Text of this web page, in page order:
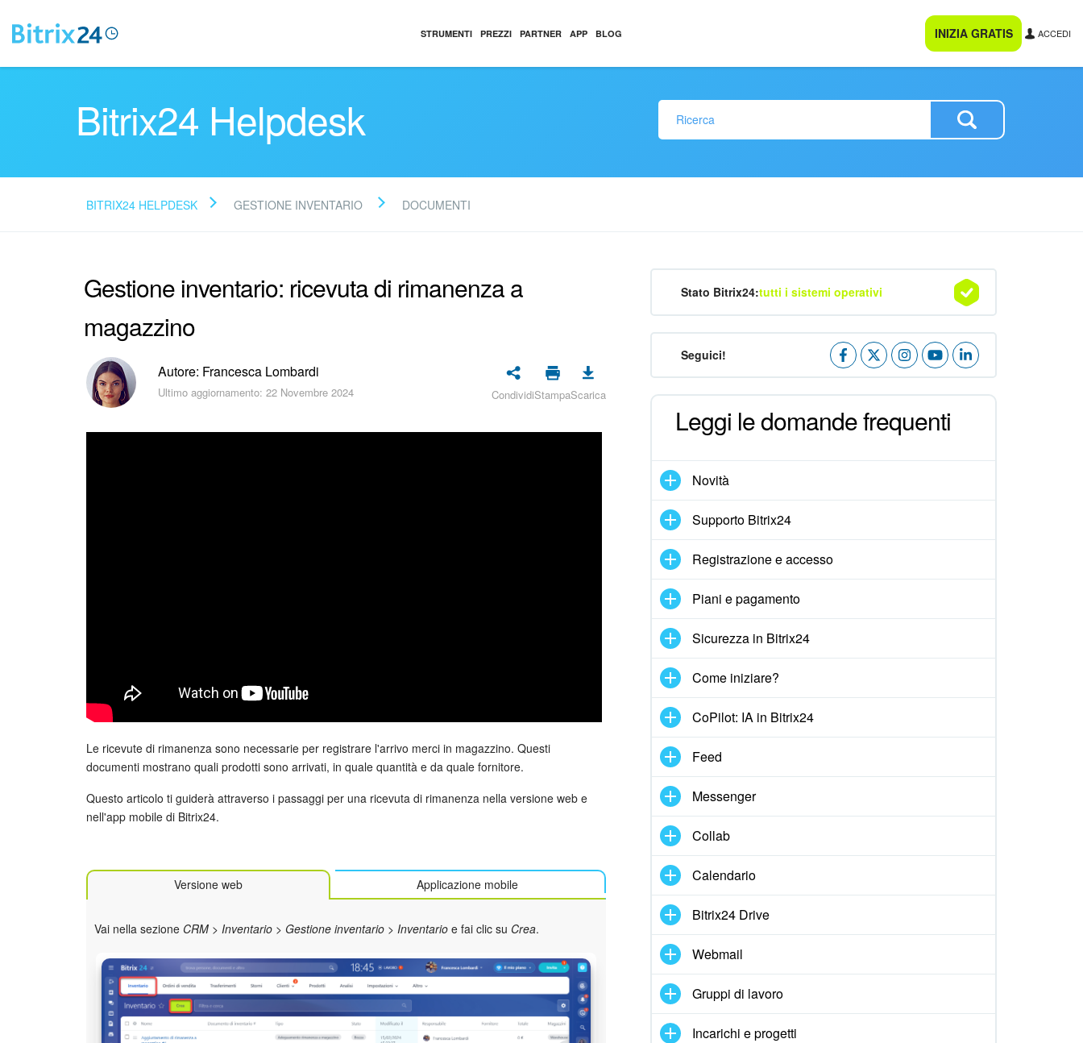
STRUMENTI PREZZI PARTNER APP BLOG INIZIA GRATIS ACCEDI
Bitrix24 Helpdesk
BITRIX24 HELPDESK GESTIONE INVENTARIO DOCUMENTI
Gestione inventario: ricevuta di rimanenza a
magazzino
Autore: Francesca Lombardi
Ultimo aggiornamento: 22 Novembre 2024 CondividiStampaScarica
Le ricevute di rimanenza sono necessarie per registrare l'arrivo merci in magazzino. Questi
documenti mostrano quali prodotti sono arrivati, in quale quantità e da quale fornitore.
Questo articolo ti guiderà attraverso i passaggi per una ricevuta di rimanenza nella versione web e
nell'app mobile di Bitrix24.
Versione web Applicazione mobile
Vai nella sezione CRM > Inventario > Gestione inventario > Inventario e fai clic su Crea.
Stato Bitrix24:tutti i sistemi operativi
Seguici!
Leggi le domande frequenti
Novità
Supporto Bitrix24
Registrazione e accesso
Piani e pagamento
Sicurezza in Bitrix24
Come iniziare?
CoPilot: IA in Bitrix24
Feed
Messenger
Collab
Calendario
Bitrix24 Drive
Webmail
Gruppi di lavoro
Incarichi e progetti